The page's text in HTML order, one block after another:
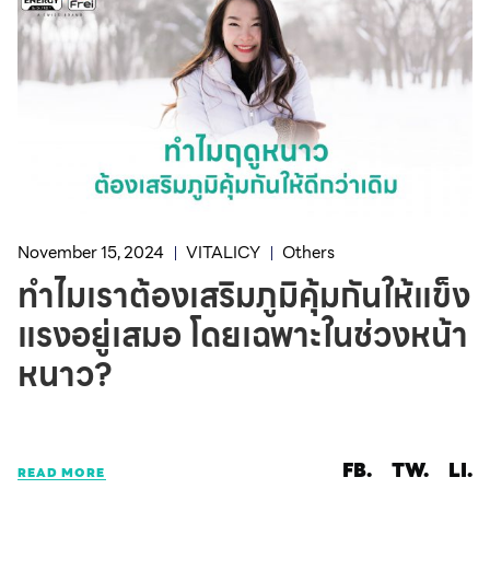
November 15, 2024 VITALICY Others
ทำไมเราต้องเสริมภูมิคุ้มกันให้แข็ง
แรงอยู่เสมอ โดยเฉพาะในช่วงหน้า
หนาว?
READ MORE FB. TW. LI.